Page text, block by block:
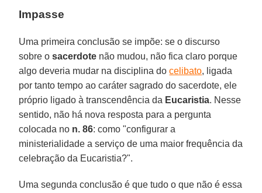
Impasse
Uma primeira conclusão se impõe: se o discurso
sobre osacerdote não mudou, não fica claro porque
algo deveria mudar na disciplina docelibato, ligada
por tanto tempo ao caráter sagrado do sacerdote, ele
próprio ligado à transcendência da Eucaristia. Nesse
sentido, não há nova resposta para a pergunta
colocada no n. 86: como "configurar a
ministerialidade a serviço de uma maior frequência da
celebração da Eucaristia?".
Uma segunda conclusão é que tudo o que não é essa